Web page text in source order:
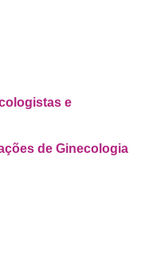
e
de Ginecologia